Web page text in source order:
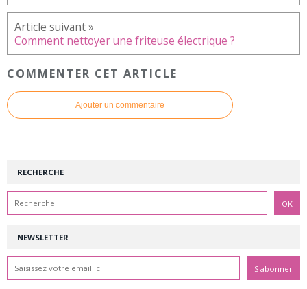
Comment nettoyer une friteuse électrique ?
COMMENTER CET ARTICLE
Ajouter un commentaire
NEWSLETTER
RECHERCHE